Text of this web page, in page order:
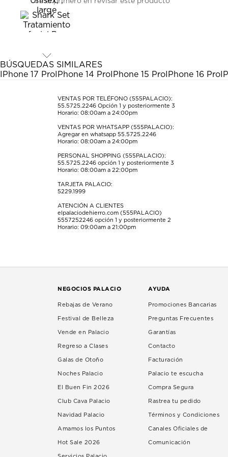
para
calificar
el
artículo
estrella
Esta
acción
formulario
envío.
para
calificar
el
artículo
estrellas.
Esta
acción
el
formulario
envío.
para
estrellas.
Esta
acción
el
formulario
envío.
para
estrellas.
Esta
acción
el
formulario
envío.
para
Esta
acción
el
formulario
envío.
BÚSQUEDAS SIMILARES
IPhone 17 Pro IPhone 14 Pro IPhone 15 Pro IPhone 16 Pro
VENTAS POR TELÉFONO (555PALACIO):
55.5725.2246 Opción 1 y posteriormente 3
Horario: 08:00am a 24:00pm
VENTAS POR WHATSAPP (555PALACIO):
Agregar en whatsapp 55.5725.2246
Horario: 08:00am a 24:00pm
PERSONAL SHOPPING (555PALACIO):
55.5725.2246 opción 1 y posteriormente 3
Horario: 08:00am a 22:00pm
TARJETA PALACIO:
5229.1999
ATENCIÓN A CLIENTES
elpalaciodehierro.com (555PALACIO)
5557252246 opción 1 y posteriormente 2
Horario: 09:00am a 21:00pm
NEGOCIOS PALACIO
Rebajas de Verano
Festival de Belleza
Vende en Palacio
Regreso a Clases
Galas de Otoño
Noches Palacio
El Buen Fin 2026
Club Cava Palacio
Navidad Palacio
Amamos los Puntos
Hot Sale 2026
AYUDA
Promociones Bancarias
Preguntas Frecuentes
Garantías
Contacto
Facturación
Palacio te escucha
Compra Segura
Rastrea tu pedido
Términos y Condiciones
Canales Oficiales de
Comunicación